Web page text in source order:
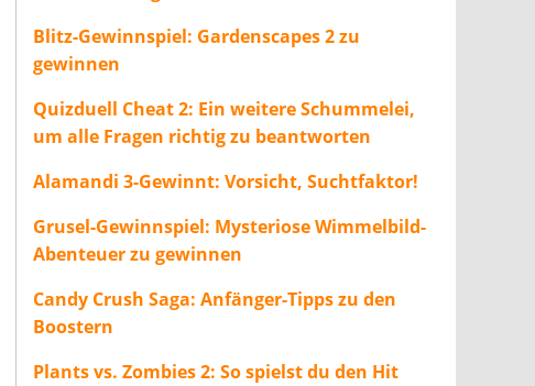
Blitz-Gewinnspiel: Gardenscapes 2 zu
gewinnen
Quizduell Cheat 2: Ein weitere Schummelei,
um alle Fragen richtig zu beantworten
Alamandi 3-Gewinnt: Vorsicht, Suchtfaktor!
Grusel-Gewinnspiel: Mysteriose Wimmelbild-
Abenteuer zu gewinnen
Candy Crush Saga: Anfänger-Tipps zu den
Boostern
Plants vs. Zombies 2: So spielst du den Hit